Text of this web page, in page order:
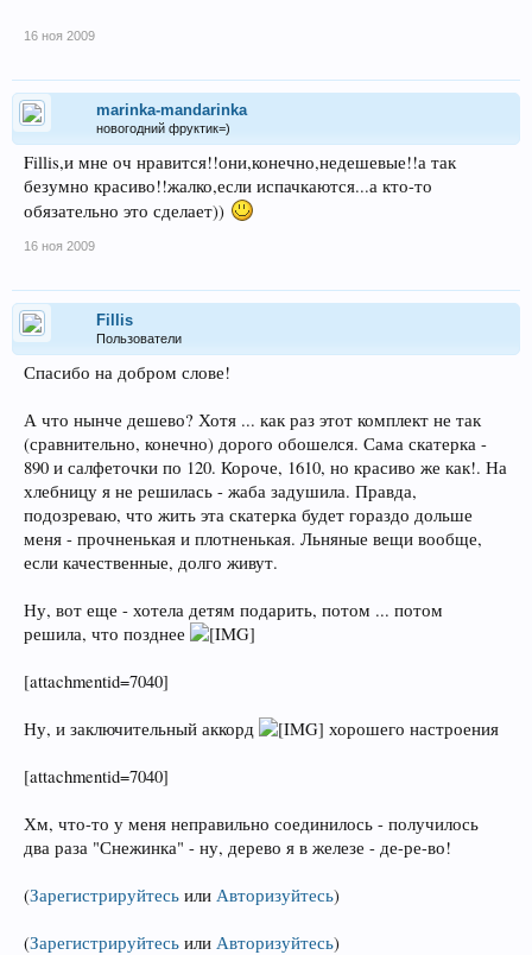
16 ноя 2009
marinka-mandarinka
новогодний фруктик=)
Fillis,и мне оч нравится!!они,конечно,недешевые!!а так
безумно красиво!!жалко,если испачкаются...а кто-то
обязательно это сделает))
16 ноя 2009
Fillis
Пользователи
Спасибо на добром слове!
А что нынче дешево? Хотя ... как раз этот комплект не так
(сравнительно, конечно) дорого обошелся. Сама скатерка -
890 и салфеточки по 120. Короче, 1610, но красиво же как!. На
хлебницу я не решилась - жаба задушила. Правда,
подозреваю, что жить эта скатерка будет гораздо дольше
меня - прочненькая и плотненькая. Льняные вещи вообще,
если качественные, долго живут.
Ну, вот еще - хотела детям подарить, потом ... потом
решила, что позднее
[attachmentid=7040]
Ну, и заключительный аккорд хорошего настроения
[attachmentid=7040]
Хм, что-то у меня неправильно соединилось - получилось
два раза "Снежинка" - ну, дерево я в железе - де-ре-во!
(Зарегистрируйтесь или Авторизуйтесь)
(Зарегистрируйтесь или Авторизуйтесь)